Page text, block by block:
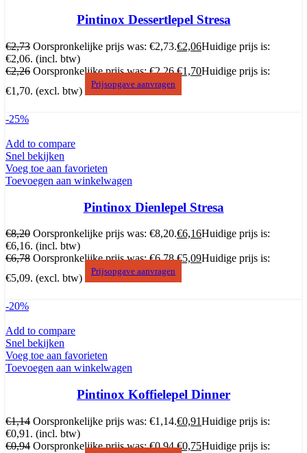
Pintinox Dessertlepel Stresa
€2,73 Oorspronkelijke prijs was: €2,73.€2,06Huidige prijs is:
€2,06. (incl. btw)
€2,26 Oorspronkelijke prijs was: €2,26.€1,70Huidige prijs is:
€1,70. (excl. btw)
Prijsopgave aanvragen
-25%
Add to compare
Snel bekijken
Voeg toe aan favorieten
Toevoegen aan winkelwagen
Pintinox Dienlepel Stresa
€8,20 Oorspronkelijke prijs was: €8,20.€6,16Huidige prijs is:
€6,16. (incl. btw)
€6,78 Oorspronkelijke prijs was: €6,78.€5,09Huidige prijs is:
€5,09. (excl. btw)
Prijsopgave aanvragen
-20%
Add to compare
Snel bekijken
Voeg toe aan favorieten
Toevoegen aan winkelwagen
Pintinox Koffielepel Dinner
€1,14 Oorspronkelijke prijs was: €1,14.€0,91Huidige prijs is:
€0,91. (incl. btw)
€0,94 Oorspronkelijke prijs was: €0,94.€0,75Huidige prijs is: